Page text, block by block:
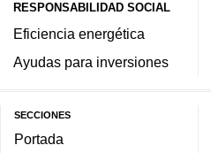
RESPONSABILIDAD SOCIAL
Eficiencia energética
Ayudas para inversiones
SECCIONES
Portada